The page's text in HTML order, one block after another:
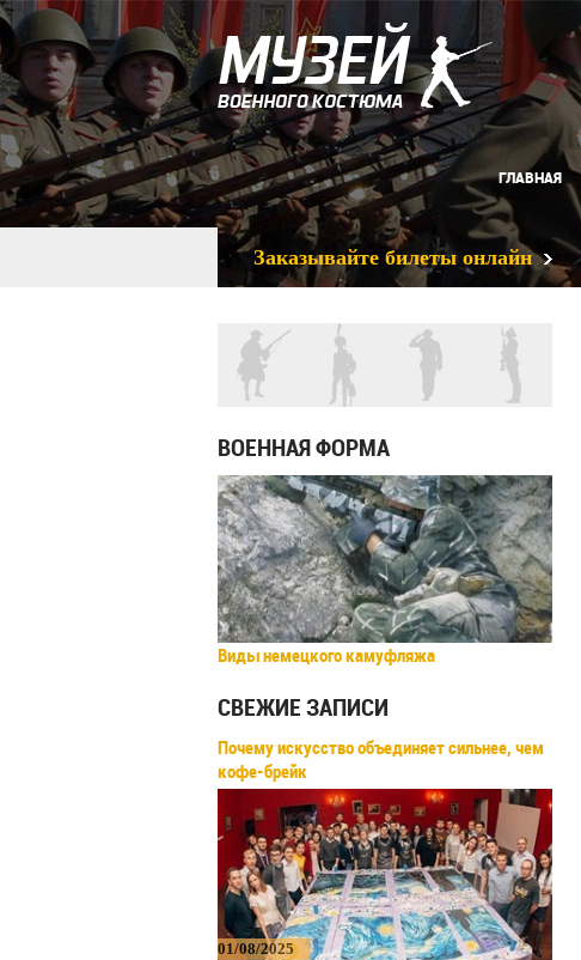
ГЛАВНАЯ
Заказывайте билеты онлайн
ВОЕННАЯ ФОРМА
Виды немецкого камуфляжа
СВЕЖИЕ ЗАПИСИ
Почему искусство объединяет сильнее, чем
кофе-брейк
01/08/2025